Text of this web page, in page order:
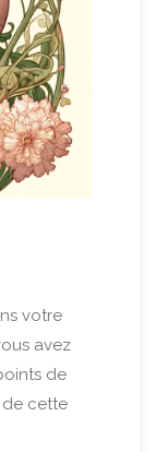
votre
avez
de
de cette